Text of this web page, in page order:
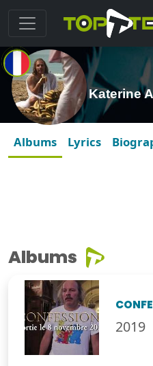
Katerine
Albums Lyrics
Albums
2019